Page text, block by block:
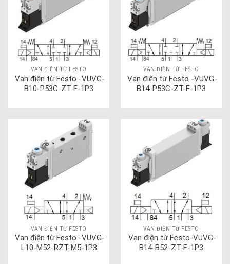
VAN ĐIỆN TỪ FESTO
Van điện từ Festo -VUVG-
B10-P53C-ZT-F-1P3
VAN ĐIỆN TỪ FESTO
Van điện từ Festo -VUVG-
B14-P53C-ZT-F-1P3
VAN ĐIỆN TỪ FESTO
Van điện từ Festo -VUVG-
L10-M52-RZT-M5-1P3
VAN ĐIỆN TỪ FESTO
Van điện từ Festo-VUVG-
B14-B52-ZT-F-1P3